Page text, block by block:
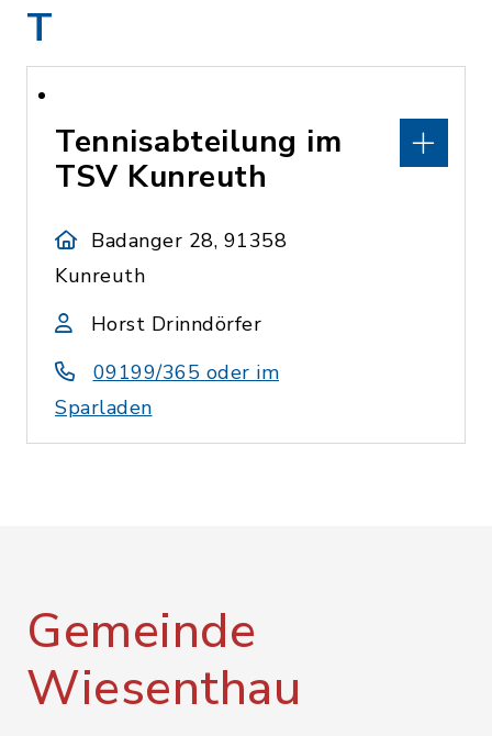
T
Tennisabteilung im
TSV Kunreuth
Badanger 28, 91358
Kunreuth
Horst Drinndörfer
09199/365 oder im
Sparladen
Gemeinde
Wiesenthau